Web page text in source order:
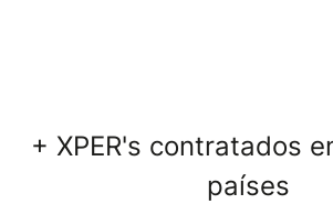
+ XPER's contratados
países